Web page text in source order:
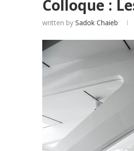
Colloque :
written by Sadok Chaieb